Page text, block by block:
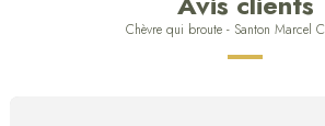
Chèvre qui broute - Santon Marcel